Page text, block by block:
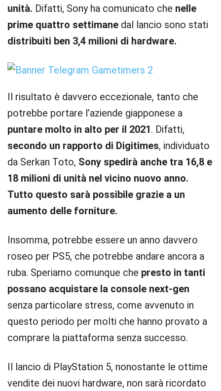
unità. Difatti, Sony ha comunicato che nelle
prime quattro settimane dal lancio sono stati
distribuiti ben 3,4 milioni di hardware.
Il risultato è davvero eccezionale, tanto che
potrebbe portare l’aziende giapponese a
puntare molto in alto per il 2021. Difatti,
secondo un rapporto di Digitimes, individuato
da Serkan Toto, Sony spedirà anche tra 16,8 e
18 milioni di unità nel vicino nuovo anno.
Tutto questo sarà possibile grazie a un
aumento delle forniture.
Insomma, potrebbe essere un anno davvero
roseo per PS5, che potrebbe andare ancora a
ruba. Speriamo comunque che presto in tanti
possano acquistare la console next-gen
senza particolare stress, come avvenuto in
questo periodo per molti che hanno provato a
comprare la piattaforma senza successo.
Il lancio di PlayStation 5, nonostante le ottime
vendite dei nuovi hardware, non sarà ricordato